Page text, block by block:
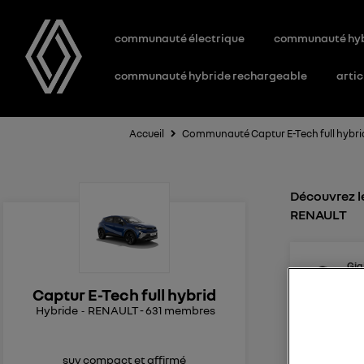
communauté électrique communauté
communauté hybride rechargeable
Accueil Communauté Captur E-Tech full
Captur E-Tech full hybrid
Hybride RENAULT-631 membres
suv compact et affirmé
Découvrez
RENAULT
sense ?